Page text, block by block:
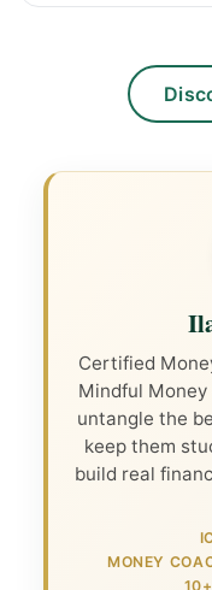
Certified
Mindful Money
untangle the
keep them
build real
MONEY